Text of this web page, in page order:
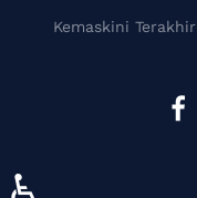
Kemaskini